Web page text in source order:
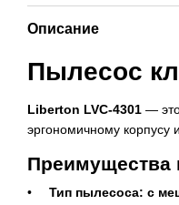
Описание
Пылесос
Liberton LVC-4301 —
эргономичному
Преимущества
Тип пылесоса: с